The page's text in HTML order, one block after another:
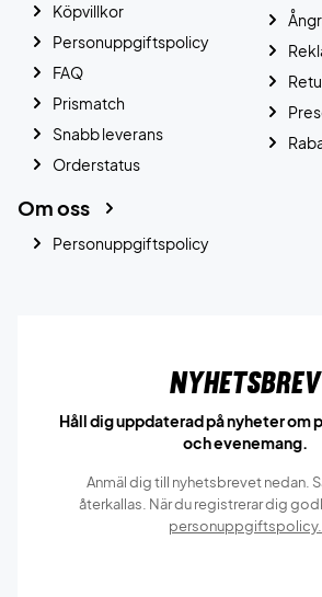
Köpvillkor
Personuppgiftspolicy
FAQ
Prismatch
Snabb leverans
Orderstatus
Om oss
Personuppgiftspolicy
Nyhetsbrev
Håll dig uppdaterad på nyheter om
och evenemang.
Anmäl dig till nyhetsbrevet nedan.
återkallas. När du registrerar dig
personuppgiftspolicy.